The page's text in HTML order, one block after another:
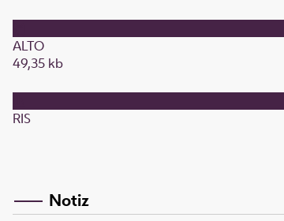
ALTO
49,35 kb
RIS
Notiz